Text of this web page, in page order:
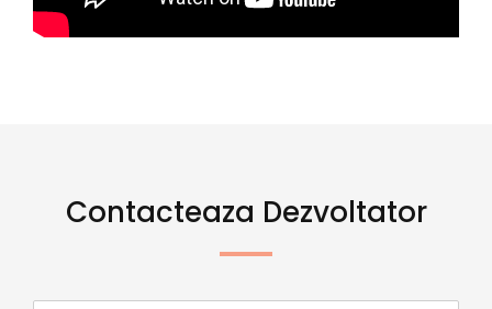
Contacteaza Dezvoltator